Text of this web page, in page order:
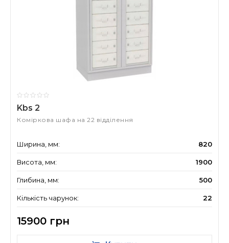
Kbs 2
Коміркова шафа на 22 відділення
Ширина, мм: 820
Висота, мм: 1900
Глибина, мм: 500
Кількість чарунок: 22
15900 грн